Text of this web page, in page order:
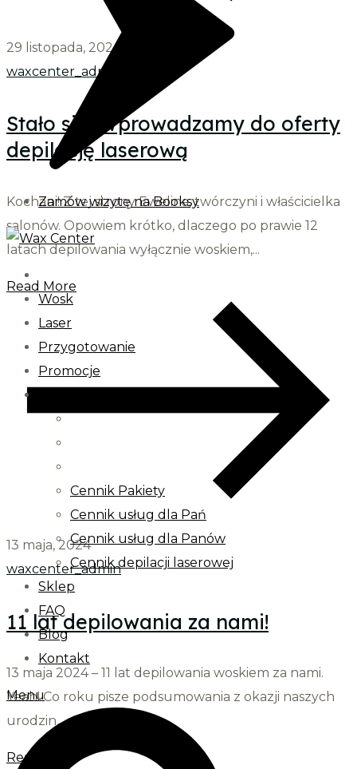
Zamów wizytę na Booksy
Wosk
Laser
Przygotowanie
Promocje
Cennik Pakiety
Cennik usług dla Pań
Cennik usług dla Panów
Cennik depilacji laserowej
Sklep
FAQ
Blog
Kontakt
Menu
29 listopada, 2024
waxcenter_admin
Stało się! Wprowadzamy do oferty
depilację laserową
Kochani! Z tej strony Ewelina, twórczyni i właścicielka
salonów. Opowiem krótko, dlaczego po prawie 12
latach depilowania wyłącznie woskiem,...
Read More
13 maja, 2024
waxcenter_admin
11 lat depilowania za nami!
13 maja 2024 – 11 lat depilowania woskiem za nami.
Yeah! Co roku pisze podsumowania z okazji naszych
urodzin,...
Read More